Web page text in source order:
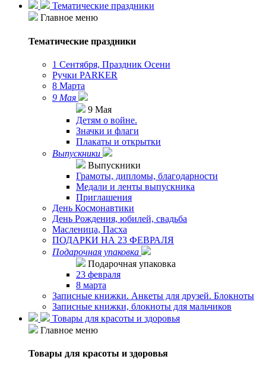
Тематические праздники
Главное меню
Тематические праздники
1 Сентября, Праздник Осени
Ручки PARKER
8 Марта
9 Мая
9 Мая
Детям о войне.
Значки и флаги
Плакаты и открытки
Выпускники
Выпускники
Грамоты, дипломы, благодарности
Медали и ленты выпускника
Приглашения
День Космонавтики
День Рождения, юбилей, свадьба
Масленица, Пасха
ПОДАРКИ НА 23 ФЕВРАЛЯ
Подарочная упаковка
Подарочная упаковка
23 февраля
8 марта
Записные книжки. Анкеты для друзей. Блокноты
Записные книжки, блокноты для мальчиков
Товары для красоты и здоровья
Главное меню
Товары для красоты и здоровья